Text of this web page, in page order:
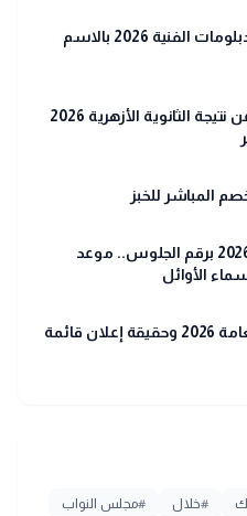
أعرف درجاتك عندنا.. نتيجة الدبلومات الفنية 2026 بالاسم
رابط شغال الآن.. استعلم عن نتيجة الثانوية الأزهرية 2026
المباشر للخبز
رابط نتيجة الثانوية الأزهرية 2026 برقم الجلوس.. موعد
الأوائل
موعد حسم نتيجة الثانوية العامة 2026 وحقيقة إعلان قائمة
#خلال #مجلس النواب